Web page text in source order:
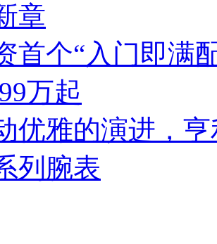
章
首个“入门即满
万起
优雅的演进，
列腕表